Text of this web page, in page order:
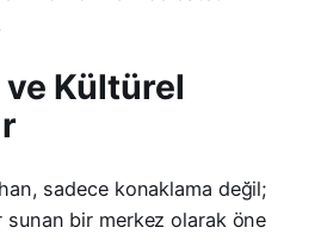
Kültürel
sadece konaklama değil;
sunan bir merkez olarak öne